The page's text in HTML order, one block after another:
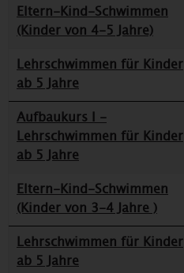
Eltern-Kind-Schwimmen
(Kinder von 4-5 Jahre)
Lehrschwimmen für Kinder
ab 5 Jahre
Aufbaukurs I -
Lehrschwimmen für Kinder
ab 5 Jahre
Eltern-Kind-Schwimmen
(Kinder von 3-4 Jahre )
Lehrschwimmen für Kinder
ab 5 Jahre